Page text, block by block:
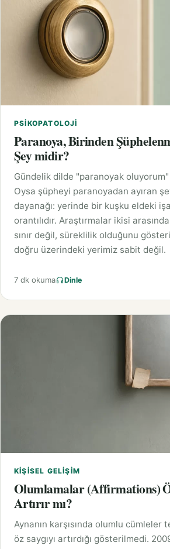
PSIKOPATOLOJI
Paranoya, Birinden
Şey midir?
Gündelik dilde "paranoyak
Oysa şüpheyi paranoyadan ayıran
dayanağı: yerinde bir kuşku eldeki
orantılıdır. Araştırmalar ikisi
sınır değil, süreklilik olduğunu
doğru üzerindeki yerimiz sabit değil.
7 dk okuma Dinle
KIŞISEL GELIŞIM
Olumlamalar (Affirmations)
Artırır mı?
Aynanın karşısında olumlu cümleler
öz saygıyı artırdığı gösterilmedi.